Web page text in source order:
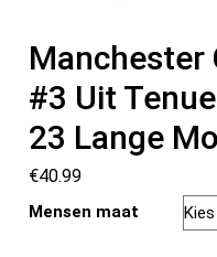
Manchester
#3 Uit
23 Lange
€40.99
Mensen maat